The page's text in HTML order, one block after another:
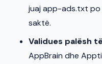
juaj app-ads.txt
saktë.
Validues palësh
AppBrain dhe